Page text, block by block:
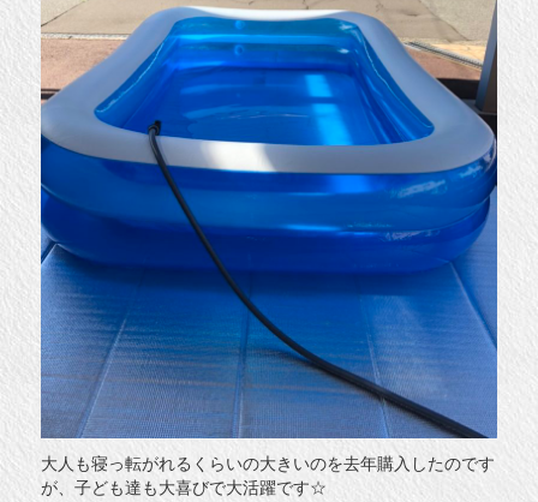
大人も寝っ転がれるくらいの大きいのを去年購入したのです
が、子ども達も大喜びで大活躍です☆